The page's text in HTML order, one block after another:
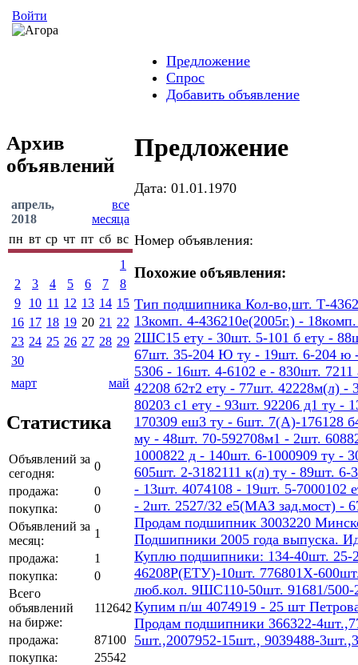
Войти
Предложение
Спрос
Добавить объявление
Архив
объявлений
апрель,
2018
все
месяца
пн вт ср чт пт сб вс
1
2
3 4 5 6 7
8
9
10 11 12 13 14 15
16 17 18 19 20 21 22
23 24 25 26 27 28 29
30
март
май
Статистика
Объявлений за
сегодня:
0
продажа:
0
покупка:
0
Объявлений за
месяц:
1
продажа:
1
покупка:
0
Всего
объявлений
на бирже:
112642
продажа:
87100
покупка:
25542
Предложение
Дата: 01.01.1970
Номер объявления:
Похожие объявления:
Тип подшипника Кол-во,шт. Т-
13комп. 4-436210е(2005г.) -
2ШС15 ету - 30шт. 5-101 б ету -
67шт. 35-204 Ю ту - 19шт. 6-204 ю
5306 - 16шт. 4-6102 е - 830шт.
42208 б2т2 ету - 77шт. 42228м(л)
80203 с1 ету - 93шт. 92206 д1 ту
170309 еш3 ту - 6шт. 7(А)-176128
му - 48шт. 70-592708м1 - 2шт.
1000822 д - 140шт. 6-1000909 ту -
605шт. 2-3182111 к(л) ту - 89шт.
- 13шт. 4074108 - 19шт. 5-7000102
- 2шт. 2527/32 е5(МАЗ зад.мост) -
Продам подшипник 3003220
Подшипники 2005 года выпуска.
Куплю подшипники: 134-40шт.
46208Р(ЕТУ)-10шт. 776801Х-
люб.кол. 9ШС110-50шт. 91681/500-
Купим п/ш 4074919 - 25 шт
Продам подшипники 366322-
5шт.,2007952-15шт., 9039488-